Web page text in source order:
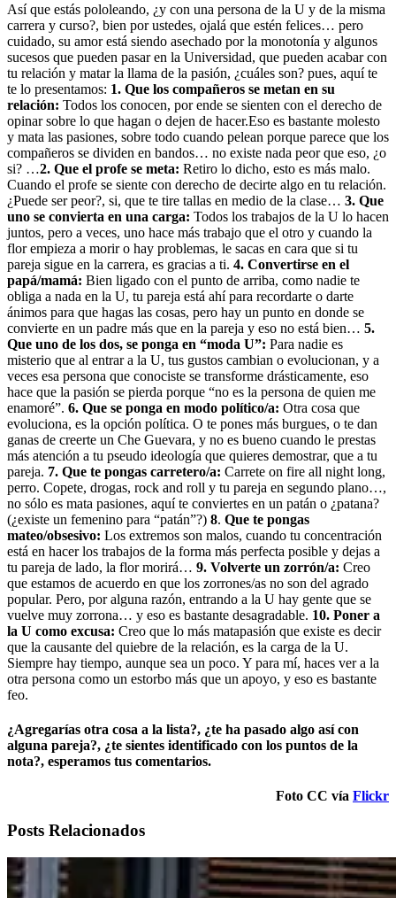
Así que estás pololeando, ¿y con una persona de la U y de la misma
carrera y curso?, bien por ustedes, ojalá que estén felices… pero
cuidado, su amor está siendo asechado por la monotonía y algunos
sucesos que pueden pasar en la Universidad, que pueden acabar con
tu relación y matar la llama de la pasión, ¿cuáles son? pues, aquí te
te lo presentamos: 1. Que los compañeros se metan en su
relación: Todos los conocen, por ende se sienten con el derecho de
opinar sobre lo que hagan o dejen de hacer.Eso es bastante molesto
y mata las pasiones, sobre todo cuando pelean porque parece que los
compañeros se dividen en bandos… no existe nada peor que eso, ¿o
si? …2. Que el profe se meta: Retiro lo dicho, esto es más malo.
Cuando el profe se siente con derecho de decirte algo en tu relación.
¿Puede ser peor?, si, que te tire tallas en medio de la clase… 3. Que
uno se convierta en una carga: Todos los trabajos de la U lo hacen
juntos, pero a veces, uno hace más trabajo que el otro y cuando la
flor empieza a morir o hay problemas, le sacas en cara que si tu
pareja sigue en la carrera, es gracias a ti. 4. Convertirse en el
papá/mamá: Bien ligado con el punto de arriba, como nadie te
obliga a nada en la U, tu pareja está ahí para recordarte o darte
ánimos para que hagas las cosas, pero hay un punto en donde se
convierte en un padre más que en la pareja y eso no está bien… 5.
Que uno de los dos, se ponga en “moda U”: Para nadie es
misterio que al entrar a la U, tus gustos cambian o evolucionan, y a
veces esa persona que conociste se transforme drásticamente, eso
hace que la pasión se pierda porque “no es la persona de quien me
enamoré”. 6. Que se ponga en modo político/a: Otra cosa que
evoluciona, es la opción política. O te pones más burgues, o te dan
ganas de creerte un Che Guevara, y no es bueno cuando le prestas
más atención a tu pseudo ideología que quieres demostrar, que a tu
pareja. 7. Que te pongas carretero/a: Carrete on fire all night long,
perro. Copete, drogas, rock and roll y tu pareja en segundo plano…,
no sólo es mata pasiones, aquí te conviertes en un patán o ¿patana?
(¿existe un femenino para “patán”?) 8. Que te pongas
mateo/obsesivo: Los extremos son malos, cuando tu concentración
está en hacer los trabajos de la forma más perfecta posible y dejas a
tu pareja de lado, la flor morirá… 9. Volverte un zorrón/a: Creo
que estamos de acuerdo en que los zorrones/as no son del agrado
popular. Pero, por alguna razón, entrando a la U hay gente que se
vuelve muy zorrona… y eso es bastante desagradable. 10. Poner a
la U como excusa: Creo que lo más matapasión que existe es decir
que la causante del quiebre de la relación, es la carga de la U.
Siempre hay tiempo, aunque sea un poco. Y para mí, haces ver a la
otra persona como un estorbo más que un apoyo, y eso es bastante
feo.
¿Agregarías otra cosa a la lista?, ¿te ha pasado algo así con
alguna pareja?, ¿te sientes identificado con los puntos de la
nota?, esperamos tus comentarios.
Foto CC vía Flickr
Posts Relacionados